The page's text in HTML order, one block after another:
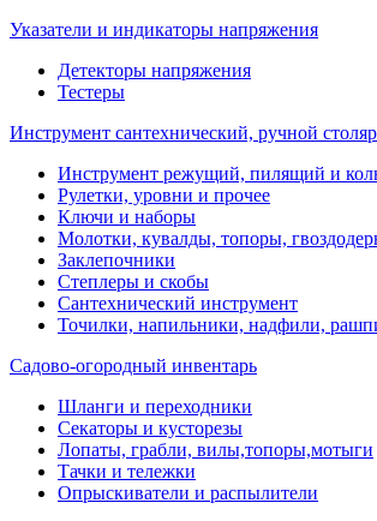
Указатели и индикаторы напряжения
Детекторы напряжения
Тестеры
Инструмент сантехнический, ручной
Инструмент режущий, пилящий и
Рулетки, уровни и прочее
Ключи и наборы
Молотки, кувалды, топоры,
Заклепочники
Степлеры и скобы
Сантехнический инструмент
Точилки, напильники, надфили,
Садово-огородный инвентарь
Шланги и переходники
Секаторы и кусторезы
Лопаты, грабли, вилы,топоры,мотыги
Тачки и тележки
Опрыскиватели и распылители